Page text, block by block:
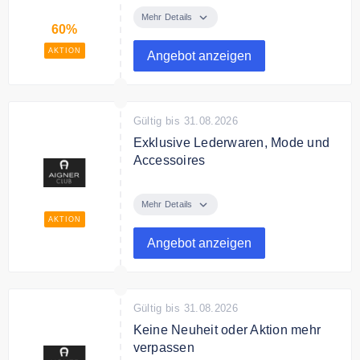
60%
AKTION
ausgewählte Lederwaren mit bis
Mehr Details
Angebot anzeigen
AKTION
Gültig bis 31.08.2026
Exklusive Lederwaren, Mode und
Accessoires
Lederwaren und Accessoires von
Mehr Details
Angebot anzeigen
Gültig bis 31.08.2026
Keine Neuheit oder Aktion mehr
verpassen